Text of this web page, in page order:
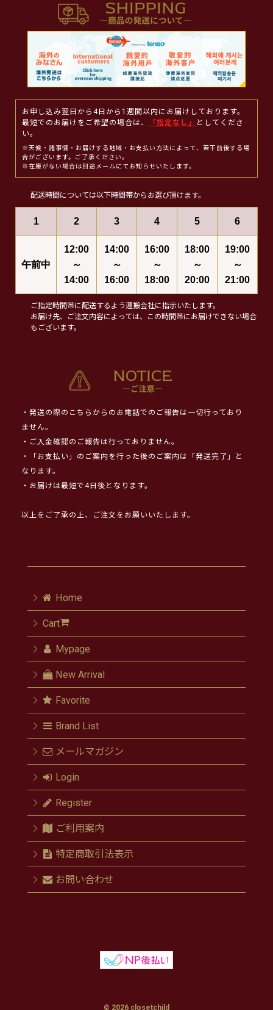
お申し込み翌日から4日から1週間以内にお届けしております。
最短でのお届けをご希望の場合は、
「指定なし」
としてくださ
い。
※天候・諸事情・お届けする地域・お支払い方法によって、若干前後する場
合がございます。ご了承ください。
※在庫がない場合は別途メールにてお知らせいたします。
配送時間については以下時間帯からお選び頂けます。
1 2 3 4 5 6
午前中
12:00
～
14:00
14:00
～
16:00
16:00
～
18:00
18:00
～
20:00
19:00
～
21:00
ご指定時間帯に配送するよう運搬会社に指示いたします。
お届け先、ご注文内容によっては、この時間帯にお届けできない場合
もございます。
・発送の際のこちらからのお電話でのご報告は一切行っており
ません。
・ご入金確認のご報告は行っておりません。
・「お支払い」のご案内を行った後のご案内は「発送完了」と
なります。
・お届けは最短で4日後となります。
以上をご了承の上、ご注文をお願いいたします。
Home
Cart
Mypage
New Arrival
Favorite
Brand List
メールマガジン
Login
Register
ご利用案内
特定商取引法表示
お問い合わせ
© 2026 closetchild